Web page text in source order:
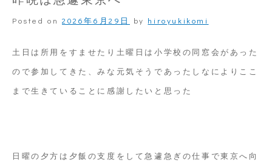
LED
に
交
換
Posted on 2026年6月29日 by hiroyukikomi
土日は所用をすませたり土曜日は小学校の同窓会があった
ので参加してきた、みな元気そうであったしなによりここ
まで生きていることに感謝したいと思った
日曜の夕方は夕飯の支度をして急遽急ぎの仕事で東京へ向